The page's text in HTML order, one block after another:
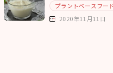
プラントベースフー
2020年11月11日